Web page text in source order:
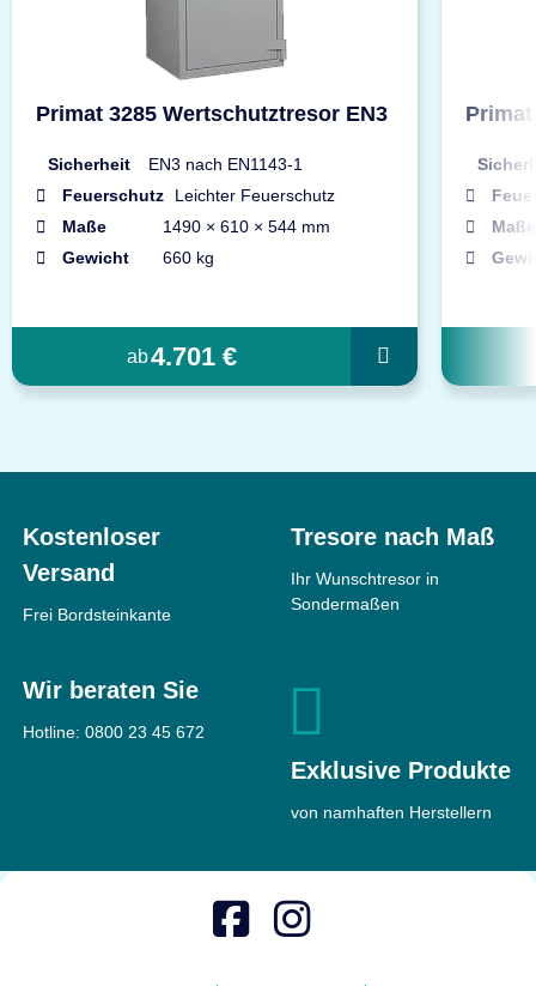
Primat 3285 Wertschutztresor EN3
Sicherheit
EN3 nach EN1143-1
Feuerschutz
Leichter Feuerschutz
Maße
1490 × 610 × 544 mm
Gewicht
660 kg
ab4.701 €
Maße
Kostenloser
Versand
Frei Bordsteinkante
Tresore nach Maß
Ihr Wunschtresor in
Sondermaßen
Wir beraten Sie
Hotline: 0800 23 45 672
Exklusive Produkte
von namhaften Herstellern